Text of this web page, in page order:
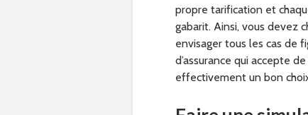
propre tarification et
gabarit. Ainsi, vous devez
envisager tous les cas de
d’assurance qui accepte
effectivement un bon